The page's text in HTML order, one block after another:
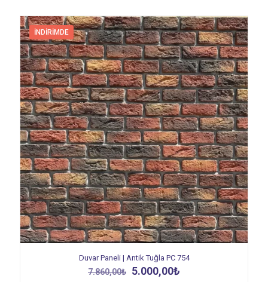
İNDIRIMDE
Duvar Paneli | Antik Tuğla PC 754
7.860,00₺ Orijinal
5.000,00₺